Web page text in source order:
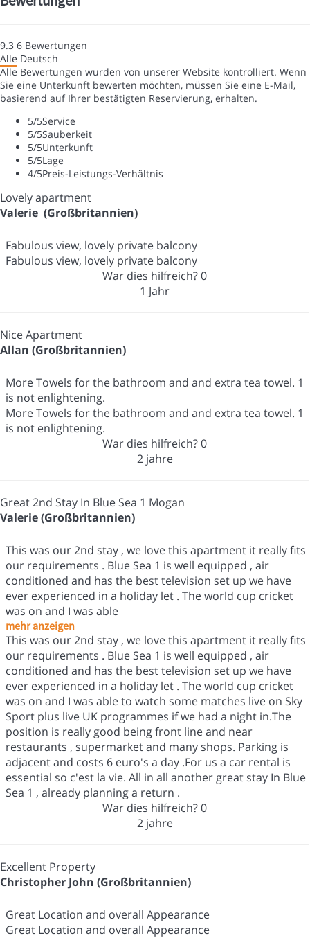
9.3 6 Bewertungen
Alle Deutsch
Alle Bewertungen wurden von unserer Website kontrolliert. Wenn
Sie eine Unterkunft bewerten möchten, müssen Sie eine E-Mail,
basierend auf Ihrer bestätigten Reservierung, erhalten.
5/5Service
5/5Sauberkeit
5/5Unterkunft
5/5Lage
4/5Preis-Leistungs-Verhältnis
Lovely apartment
Valerie (Großbritannien)
Fabulous view, lovely private balcony
Fabulous view, lovely private balcony
War dies hilfreich?0
1 Jahr
Nice Apartment
Allan (Großbritannien)
More Towels for the bathroom and and extra tea towel. 1
is not enlightening.
More Towels for the bathroom and and extra tea towel. 1
is not enlightening.
War dies hilfreich?0
2 jahre
Great 2nd Stay In Blue Sea 1 Mogan
Valerie (Großbritannien)
This was our 2nd stay , we love this apartment it really fits
our requirements . Blue Sea 1 is well equipped , air
conditioned and has the best television set up we have
ever experienced in a holiday let . The world cup cricket
was on and I was able
mehr anzeigen
This was our 2nd stay , we love this apartment it really fits
our requirements . Blue Sea 1 is well equipped , air
conditioned and has the best television set up we have
ever experienced in a holiday let . The world cup cricket
was on and I was able to watch some matches live on Sky
Sport plus live UK programmes if we had a night in.The
position is really good being front line and near
restaurants , supermarket and many shops. Parking is
adjacent and costs 6 euro's a day .For us a car rental is
essential so c'est la vie. All in all another great stay In Blue
Sea 1 , already planning a return .
War dies hilfreich?0
2 jahre
Excellent Property
Christopher John (Großbritannien)
Great Location and overall Appearance
Great Location and overall Appearance